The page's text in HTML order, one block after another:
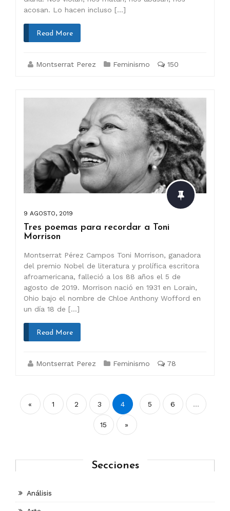
acosan. Lo hacen incluso […]
Read More
Montserrat Perez Feminismo 150
9 AGOSTO, 2019
Tres poemas para recordar a Toni
Morrison
Montserrat Pérez Campos Toni Morrison, ganadora
del premio Nobel de literatura y prolífica escritora
afroamericana, falleció a los 88 años el 5 de
agosto de 2019. Morrison nació en 1931 en Lorain,
Ohio bajo el nombre de Chloe Anthony Wofford en
un día 18 de […]
Read More
Montserrat Perez Feminismo 78
Paginación
de
« 1 2 3 4 5 6 …
15 »
Secciones
Análisis